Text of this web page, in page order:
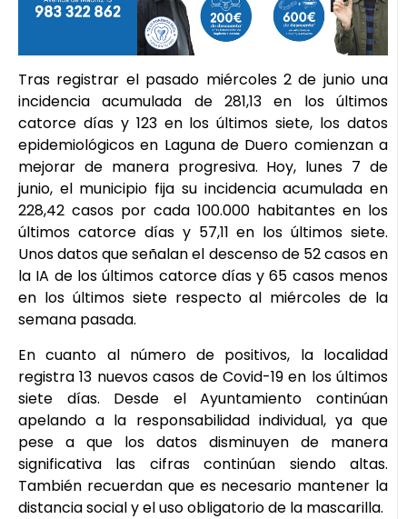
Tras registrar el pasado miércoles 2 de junio una
incidencia acumulada de 281,13 en los últimos
catorce días y 123 en los últimos siete, los datos
epidemiológicos en Laguna de Duero comienzan a
mejorar de manera progresiva. Hoy, lunes 7 de
junio, el municipio fija su incidencia acumulada en
228,42 casos por cada 100.000 habitantes en los
últimos catorce días y 57,11 en los últimos siete.
Unos datos que señalan el descenso de 52 casos en
la IA de los últimos catorce días y 65 casos menos
en los últimos siete respecto al miércoles de la
semana pasada.
En cuanto al número de positivos, la localidad
registra 13 nuevos casos de Covid-19 en los últimos
siete días. Desde el Ayuntamiento continúan
apelando a la responsabilidad individual, ya que
pese a que los datos disminuyen de manera
significativa las cifras continúan siendo altas.
También recuerdan que es necesario mantener la
distancia social y el uso obligatorio de la mascarilla.